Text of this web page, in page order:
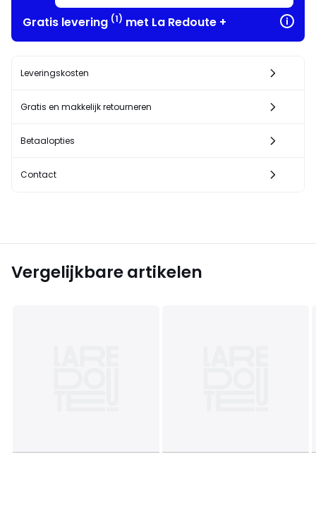
Gratis levering (1) met La Redoute +
Leveringskosten
Gratis en makkelijk retourneren
Betaalopties
Contact
Vergelijkbare artikelen